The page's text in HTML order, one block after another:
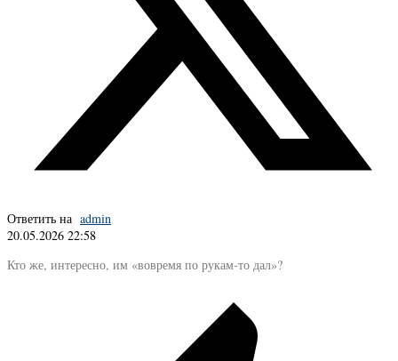
Ответить на admin
20.05.2026 22:58
Кто же, интересно, им «вовремя по рукам-то дал»?